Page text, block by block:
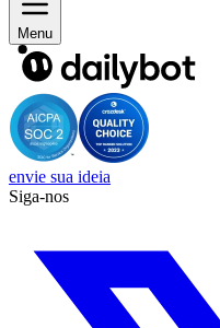
Menu
envie sua ideia
Siga-nos